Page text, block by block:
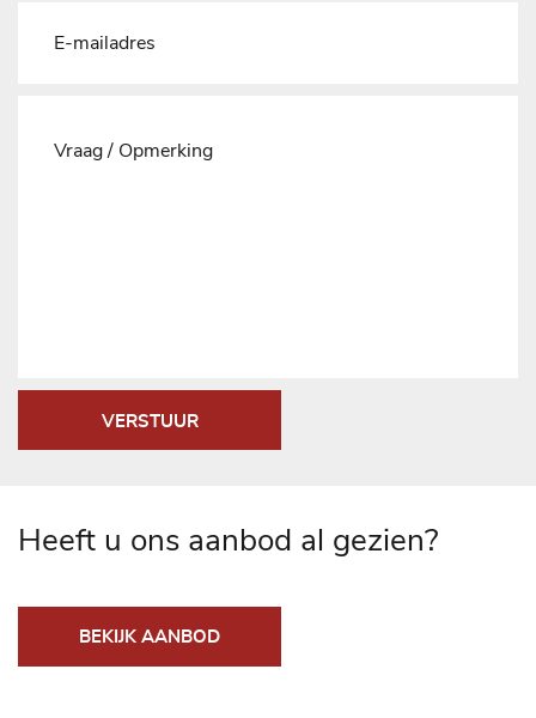
VERSTUUR
Heeft u ons aanbod al gezien?
BEKIJK AANBOD